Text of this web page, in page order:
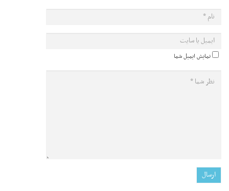
نمایش ایمیل شما